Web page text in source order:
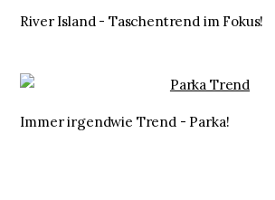
River Island - Taschentrend im Fokus!
Immer irgendwie Trend - Parka!